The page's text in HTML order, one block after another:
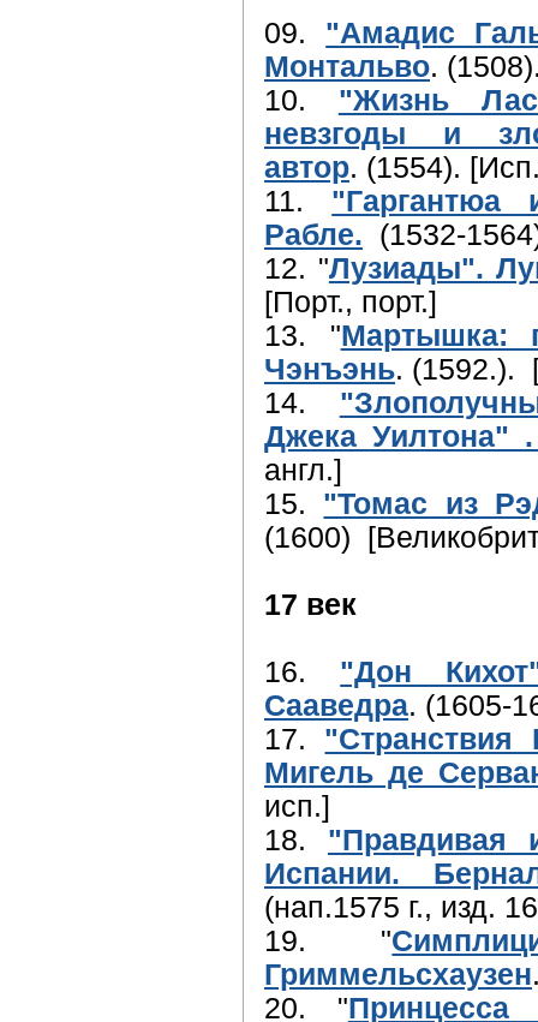
09. "Амадис
Монтальво.
10. "Жизнь
невзгоды и
автор. (1554).
11. "Гаргантюа
Рабле. (1532-
12. "Лузиады".
[Порт., порт.]
13. "Мартышка:
Чэнъэнь. (1592.).
14.
Джека Уилтона"
англ.]
15.
"Томас из
(1600)
17 век
16. "Дон
Сааведра. (1605-
17. "Странствия
Мигель де
исп.]
18. "Правдивая
Испании.
(нап.1575 г., изд.
19. "
Гриммельсхаузен
20. "